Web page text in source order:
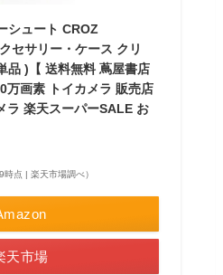
シュート CROZ
セサリー・ケース クリ
品 )【 送料無料 蔦屋書店
万画素 トイカメラ 販売店
ラ 楽天スーパーSALE お
点 | 楽天市場調べ）
天市場